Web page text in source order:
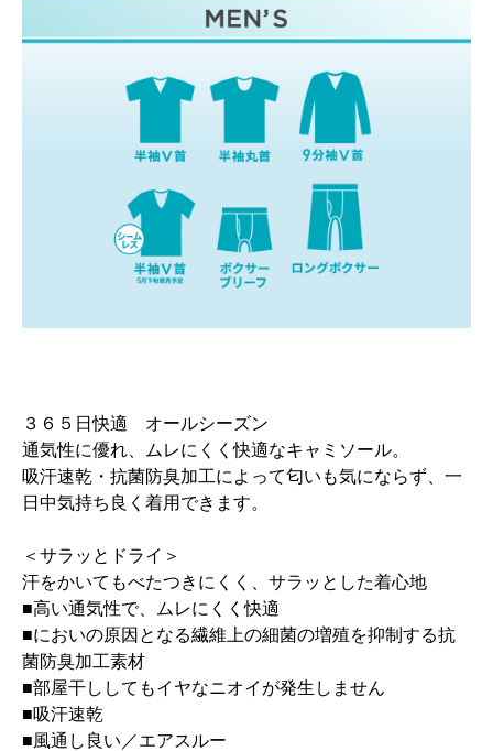
３６５日快適 オールシーズン
通気性に優れ、ムレにくく快適なキャミソール。
吸汗速乾・抗菌防臭加工によって匂いも気にならず、一
日中気持ち良く着用できます。
＜サラッとドライ＞
汗をかいてもべたつきにくく、サラッとした着心地
■高い通気性で、ムレにくく快適
■においの原因となる繊維上の細菌の増殖を抑制する抗
菌防臭加工素材
■部屋干ししてもイヤなニオイが発生しません
■吸汗速乾
■風通し良い／エアスルー